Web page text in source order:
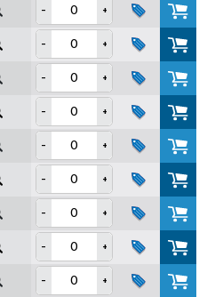
-
+
-
+
-
+
-
+
-
+
-
+
-
+
-
+
-
+